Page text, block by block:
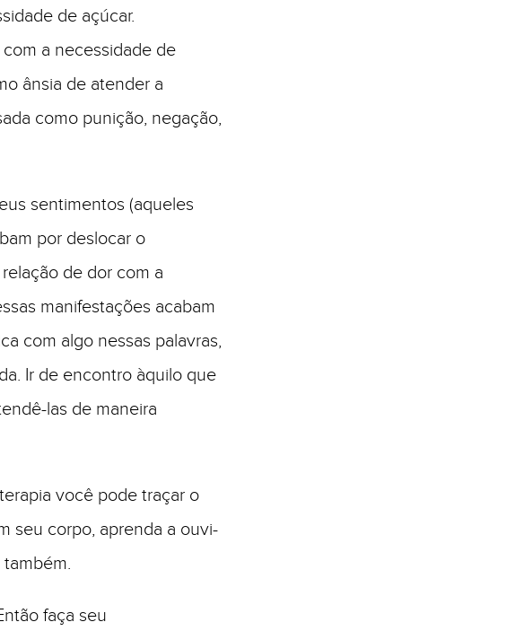
de açúcar.
a necessidade de
ânsia de atender a
como punição, negação,
sentimentos (aqueles
por deslocar o
de dor com a
manifestações acabam
com algo nessas palavras,
Ir de encontro àquilo que
las de maneira
você pode traçar o
seu corpo, aprenda a ouvi-
faça seu